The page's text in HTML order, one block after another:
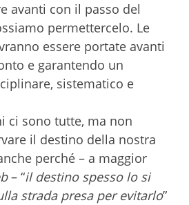
avanti con il passo del
permettercelo. Le
essere portate avanti
e garantendo un
sistematico e
ci sono tutte, ma non
il destino della nostra
perché – a maggior
– “il destino spesso lo si
strada presa per evitarlo”